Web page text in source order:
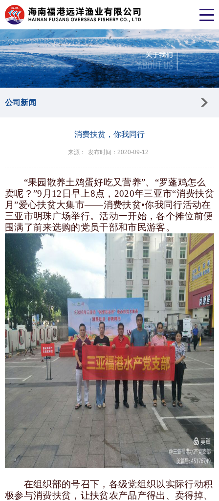
公司新闻
消费扶贫，你我同行
来源： 发布时间：2020-09-12
“果园散养土鸡蛋好吃又营养”、“罗蓬鸡怎么
卖呢？”9月12日早上8点，2020年三亚市“消费扶贫
月”爱心扶贫大集市——消费扶贫•你我同行活动在
三亚市明珠广场举行。活动一开始，各个摊位前便
围满了前来选购的党员干部和市民游客。
在组织部的号召下，各级党组织以实际行动积
极参与消费扶贫，让扶贫农产品产得出、卖得掉、